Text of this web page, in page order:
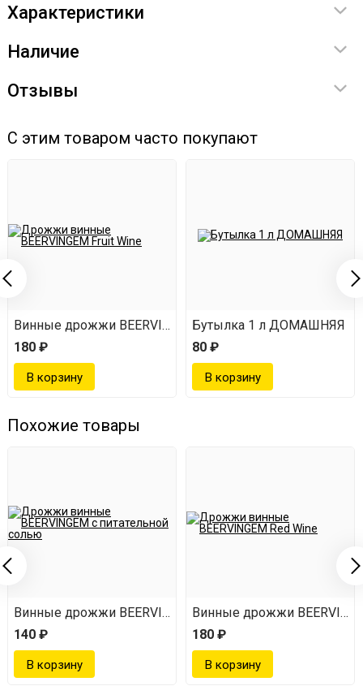
Дрожжи использовать строго по инструкции!
Характеристики
Наличие
Отзывы
С этим товаром часто покупают
Винные дрожжи BEERVINGEM Fruit Wine
180 ₽
Бутылка 1 л ДОМАШНЯЯ
80 ₽
Похожие товары
White Wine
Винные дрожжи BEERVINGEM с питательной солью
140 ₽
Винные дрожжи
180 ₽